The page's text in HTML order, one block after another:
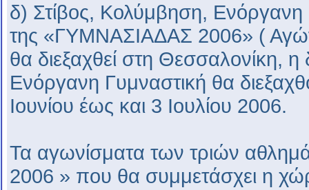
δ) Στίβος, Κολύμβηση, Ενόργανη
της «ΓΥΜΝΑΣΙΑΔΑΣ 2006» (
θα διεξαχθεί στη Θεσσαλονίκη,
Ενόργανη Γυμναστική θα
Ιουνίου έως και 3 Ιουλίου 2006.
Τα αγωνίσματα των τριών
2006 » που θα συμμετάσχει η